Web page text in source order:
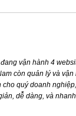
đang vận hành 4
còn quản lý và
cho quý doanh
dễ dàng, và